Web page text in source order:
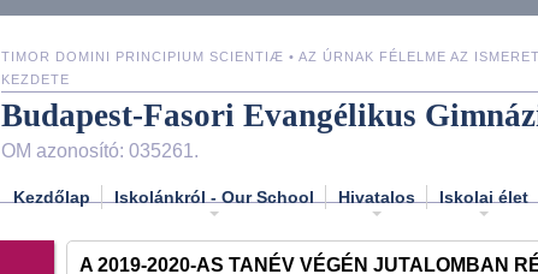
TIMOR DOMINI PRINCIPIUM SCIENTIÆ • AZ ÚRNAK FÉLELME AZ ISMERET
KEZDETE
Budapest-Fasori Evangélikus
OM azonosító: 035261.
Kezdőlap Iskolánkról - Our School Hivatalos Iskolai élet
A 2019-2020-AS TANÉV VÉGÉN JUTALOMBAN